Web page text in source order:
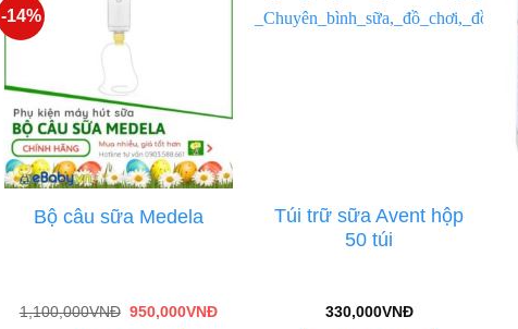
-14%
Bộ câu sữa Medela
1,100,000VNĐ 950,000VNĐ
Túi trữ sữa Avent hộp
50 túi
330,000VNĐ